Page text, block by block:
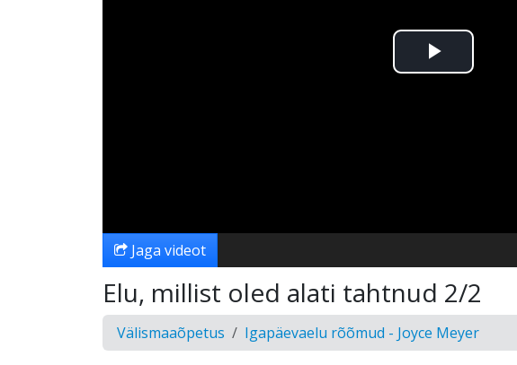
Esita
Jaga videot
Elu, millist oled alati tahtnud 2/2
Välismaaõpetus Igapäevaelu rõõmud - Joyce Meyer